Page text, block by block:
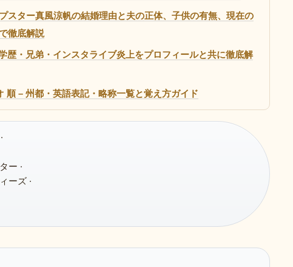
スター真風涼帆の結婚理由と夫の正体、子供の有無、現在の
徹底解説
歴・兄弟・インスタライブ炎上をプロフィールと共に徹底解
順 – 州都・英語表記・略称一覧と覚え方ガイド
ー ·
ーズ ·